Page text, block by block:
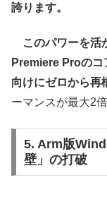
誇ります。
このパワーを
Premiere Proの
向けにゼロから再
ーマンスが最大2
5. Arm版
壁」の打破